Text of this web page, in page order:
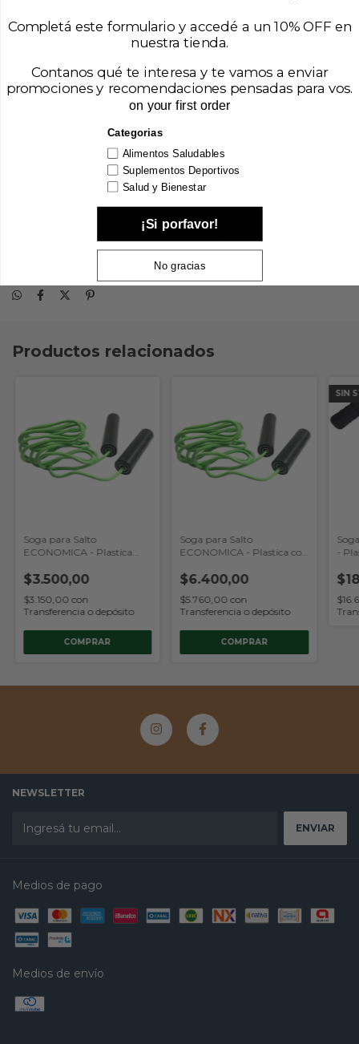
Nombre del producto:Speed Rope Soga de salto de alta velocidad
con mango de ALUMINIO (Quuz)
Quuz Equipamiento deportivo-- accesorio deportivo seleccionado
para resistir el uso real del entrenamiento. La calidad del equipamiento se
nota en los detalles -- costuras, materiales, acabados.
? Cuándo conviene
Como parte de tu equipamiento deportivo regular.
Eso es suplementación consciente. Eso es EPN. ?
Productos relacionados
Soga para Salto
ECONOMICA - Plastica
Rosa/Verde/Negro/Azul/Gris
$3.500,00
$3.150,00 con
Transferencia o depósito
COMPRAR
Soga para Salto
ECONOMICA - Plastica con
Naranja/Verde/Negro/Azul/Gris
$6.400,00
$5.760,00con
Transferencia o depósito
COMPRAR
SIN
-
NEWSLETTER
Medios de pago
Medios de envío
Completá este formulario y accedé a un 10% OFF en
nuestra tienda.
Contanos qué te interesa y te vamos a enviar
promociones y recomendaciones pensadas para vos.
on your first order
Categorias
Alimentos Saludables
Suplementos Deportivos
Salud y Bienestar
¡Si porfavor!
No gracias